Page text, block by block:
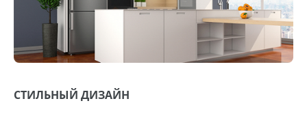
СТИЛЬНЫЙ ДИЗАЙН